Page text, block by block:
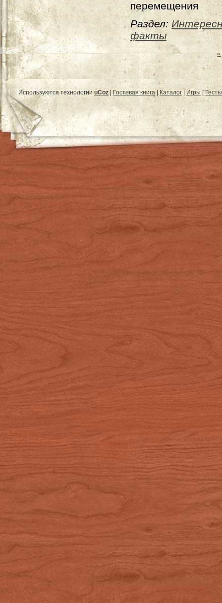
перемещения
Раздел:
факты
«
Используются технологии uCoz Гостевая книга| Каталог Игры |Тесты